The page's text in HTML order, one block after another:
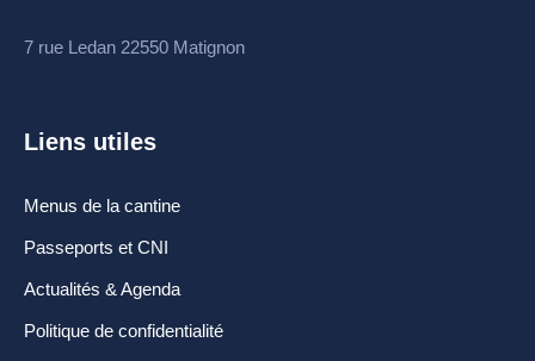
7 rue Ledan 22550 Matignon
Liens utiles
Menus de la cantine
Passeports et CNI
Actualités & Agenda
Politique de confidentialité